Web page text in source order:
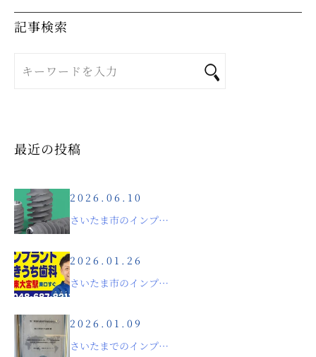
記事検索
最近の投稿
2026.06.10
さいたま市のインプラント治療｜ストローマンBLX導入について
2026.01.26
さいたま市のインプラント治療｜自由診療の費用について
2026.01.09
さいたまでのインプラント治療における感染管理体制